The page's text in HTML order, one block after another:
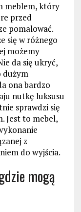
meblem, który
przed
pomalować.
się w różnego
możemy
da się ukryć,
dużym
ona bardzo
nutkę luksusu
sprawdzi się
Jest to mebel,
z
do wyjścia.
mogą